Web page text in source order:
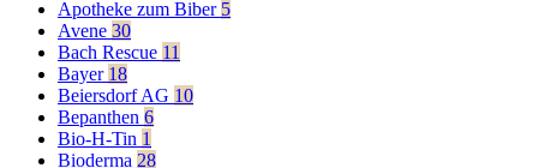
Apotheke zum Biber 5
Avene 30
Bach Rescue 11
Bayer 18
Beiersdorf AG 10
Bepanthen 6
Bio-H-Tin 1
Bioderma 28